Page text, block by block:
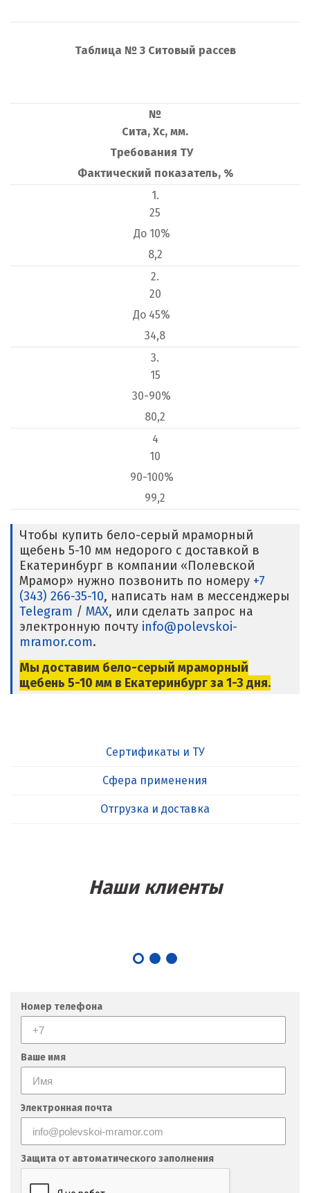
Таблица № 3 Ситовый рассев
№
Сита, Хс, мм.
Требования ТУ
Фактический показатель, %
1.
25
До 10%
8,2
2.
20
До 45%
34,8
3.
15
30-90%
80,2
4
10
90-100%
99,2
Чтобы купить бело-серый мраморный
щебень 5-10 мм недорого с доставкой в
Екатеринбург в компании «Полевской
Мрамор» нужно позвонить по номеру +7
(343) 266-35-10, написать нам в мессенджеры
Telegram / MAX, или сделать запрос на
электронную почту info@polevskoi-
mramor.com.
Мы доставим бело-серый мраморный
щебень 5-10 мм в Екатеринбург за 1-3 дня.
Сертификаты и ТУ
Сфера применения
Отгрузка и доставка
Наши клиенты
Номер телефона
Ваше имя
Электронная почта
Защита от автоматического заполнения